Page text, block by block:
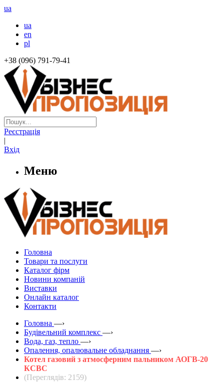
ua
ua
en
pl
+38 (096) 791-79-41
Реєстрація
|
Вхід
Меню
Головна
Товари та послуги
Каталог фірм
Новини компаній
Виставки
Онлайн каталог
Контакти
Головна —›
Будівельний комплекс —›
Вода, газ, тепло —›
Опалення, опалювальне обладнання —›
Котел газовий з атмосферним пальником АОГВ-20
КСВC
(Переглядів: 2159)